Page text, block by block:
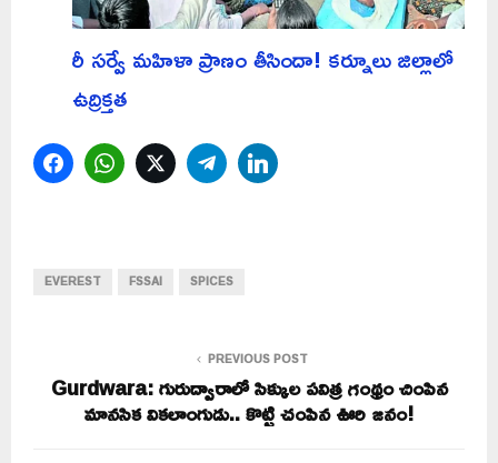
రీ సర్వే మహిళా ప్రాణం తీసిందా! కర్నూలు జిల్లాలో
ఉద్రిక్తత
FacebookWhatsAppTwitterTelegram
EVEREST FSSAI SPICES
PREVIOUS POST
Gurdwara: గురుద్వారాలో సిక్కుల పవిత్ర గంథ్రం చింపిన
మానసిక వికలాంగుడు.. కొట్టి చంపిన ఊరి జనం!